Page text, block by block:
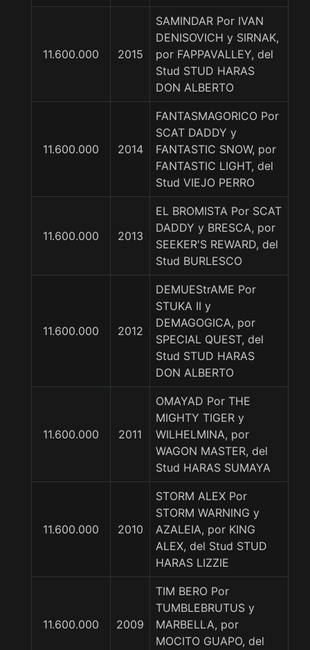
11.600.000 2015
SAMINDAR Por IVAN
DENISOVICH y SIRNAK,
por FAPPAVALLEY, del
Stud STUD HARAS
DON ALBERTO
11.600.000 2014
FANTASMAGORICO Por
SCAT DADDY y
FANTASTIC SNOW, por
FANTASTIC LIGHT, del
Stud VIEJO PERRO
11.600.000 2013
EL BROMISTA Por SCAT
DADDY y BRESCA, por
SEEKER'S REWARD, del
Stud BURLESCO
11.600.000 2012
DEMUEStrAME Por
STUKA II y
DEMAGOGICA, por
SPECIAL QUEST, del
Stud STUD HARAS
DON ALBERTO
11.600.000 2011
OMAYAD Por THE
MIGHTY TIGER y
WILHELMINA, por
WAGON MASTER, del
Stud HARAS SUMAYA
11.600.000 2010
STORM ALEX Por
STORM WARNING y
AZALEIA, por KING
ALEX, del Stud STUD
HARAS LIZZIE
11.600.000 2009
TIM BERO Por
TUMBLEBRUTUS y
MARBELLA, por
MOCITO GUAPO, del